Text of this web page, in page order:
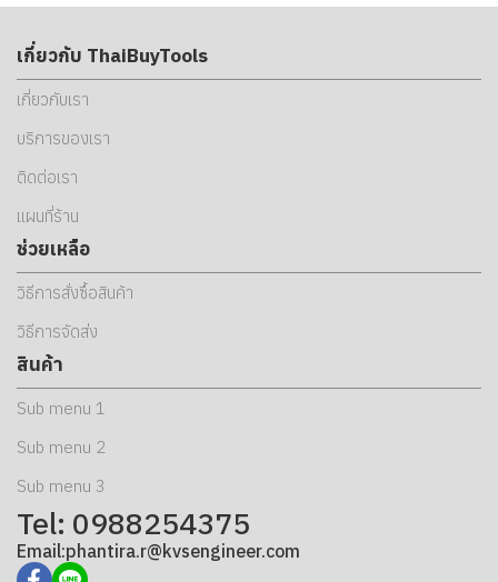
เกี่ยวกับ ThaiBuyTools
เกี่ยวกับเรา
บริการของเรา
ติดต่อเรา
แผนที่ร้าน
ช่วยเหลือ
วิธีการสั่งซื้อสินค้า
วิธีการจัดส่ง
สินค้า
Sub menu 1
Sub menu 2
Sub menu 3
Tel: 0988254375
Email:phantira.r@kvsengineer.com